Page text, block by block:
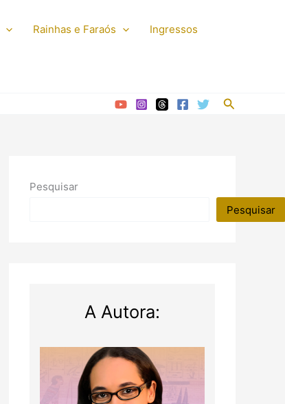
Rainhas e Faraós Ingressos
Pesquisar
Pesquisar
Pesquisar
A Autora: